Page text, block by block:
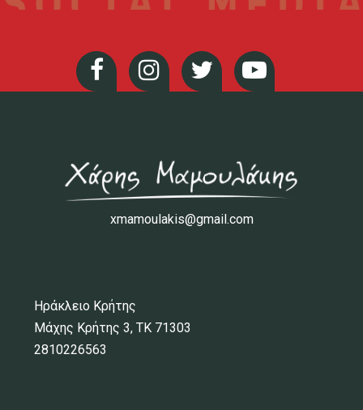
xmamoulakis@gmail.com
Ηράκλειο Κρήτης
Μάχης Κρήτης 3, ΤΚ 71303
2810226563